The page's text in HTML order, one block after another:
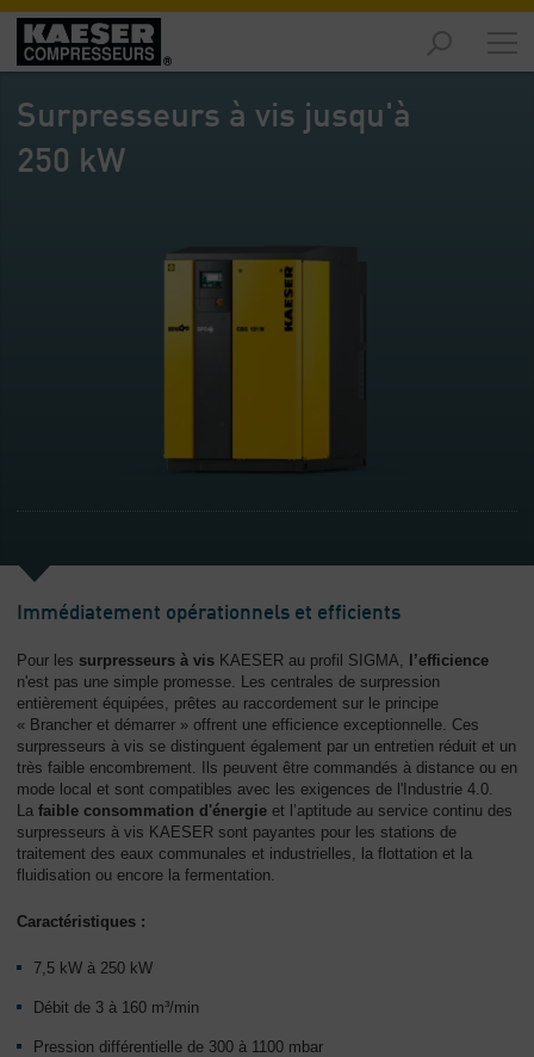
Marchés
-
Aperçu
général
L'entreprise
Aperçu
général
Surpresseurs à vis jusqu'à
250 kW
Immédiatement opérationnels et efficients
Pour les surpresseurs à vis KAESER au profil SIGMA,
l’efficience
n'est pas une simple promesse. Les centrales de surpression
entièrement équipées, prêtes au raccordement sur le principe
« Brancher et démarrer » offrent une efficience exceptionnelle. Ces
surpresseurs à vis se distinguent également par un entretien réduit et un
très faible encombrement. Ils peuvent être commandés à distance ou en
mode local et sont compatibles avec les exigences de l'Industrie 4.0.
La faible consommation d'énergie et l’aptitude au service continu des
surpresseurs à vis KAESER sont payantes pour les stations de
traitement des eaux communales et industrielles, la flottation et la
fluidisation ou encore la fermentation.
Caractéristiques :
7,5 kW à 250 kW
Débit de 3 à 160 m³/min
Pression différentielle de 300 à 1100 mbar